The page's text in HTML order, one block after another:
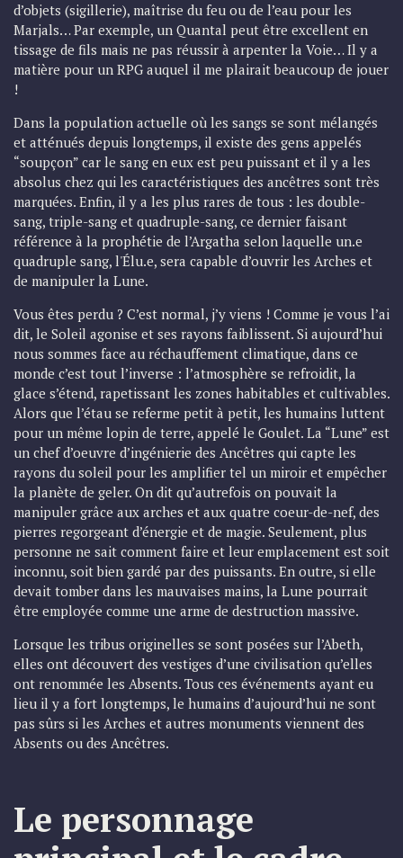
d’objets (sigillerie), maîtrise du feu ou de l’eau pour les
Marjals… Par exemple, un Quantal peut être excellent en
tissage de fils mais ne pas réussir à arpenter la Voie… Il y a
matière pour un RPG auquel il me plairait beaucoup de jouer
!
Dans la population actuelle où les sangs se sont mélangés
et atténués depuis longtemps, il existe des gens appelés
“soupçon” car le sang en eux est peu puissant et il y a les
absolus chez qui les caractéristiques des ancêtres sont très
marquées. Enfin, il y a les plus rares de tous : les double-
sang, triple-sang et quadruple-sang, ce dernier faisant
référence à la prophétie de l’Argatha selon laquelle un.e
quadruple sang, l'Élu.e, sera capable d’ouvrir les Arches et
de manipuler la Lune.
Vous êtes perdu ? C’est normal, j’y viens ! Comme je vous l’ai
dit, le Soleil agonise et ses rayons faiblissent. Si aujourd’hui
nous sommes face au réchauffement climatique, dans ce
monde c’est tout l’inverse : l’atmosphère se refroidit, la
glace s’étend, rapetissant les zones habitables et cultivables.
Alors que l’étau se referme petit à petit, les humains luttent
pour un même lopin de terre, appelé le Goulet. La “Lune” est
un chef d’oeuvre d’ingénierie des Ancêtres qui capte les
rayons du soleil pour les amplifier tel un miroir et empêcher
la planète de geler. On dit qu’autrefois on pouvait la
manipuler grâce aux arches et aux quatre coeur-de-nef, des
pierres regorgeant d’énergie et de magie. Seulement, plus
personne ne sait comment faire et leur emplacement est soit
inconnu, soit bien gardé par des puissants. En outre, si elle
devait tomber dans les mauvaises mains, la Lune pourrait
être employée comme une arme de destruction massive.
Lorsque les tribus originelles se sont posées sur l’Abeth,
elles ont découvert des vestiges d’une civilisation qu’elles
ont renommée les Absents. Tous ces événements ayant eu
lieu il y a fort longtemps, le humains d’aujourd’hui ne sont
pas sûrs si les Arches et autres monuments viennent des
Absents ou des Ancêtres.
Le personnage